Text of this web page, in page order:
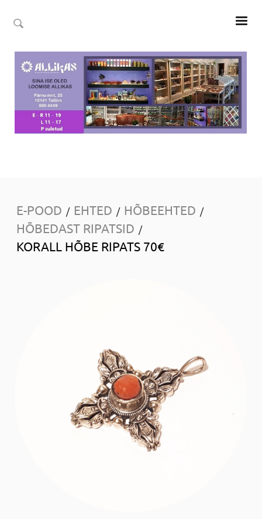
E-POOD / EHTED / HÕBEEHTED /
HÕBEDAST RIPATSID /
KORALL HÕBE RIPATS 70€